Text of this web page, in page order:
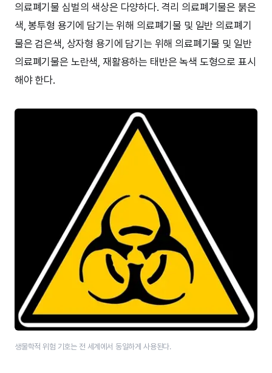
의료폐기물 심벌의 색상은 다양하다. 격리 의료폐기물은 붉은
색, 봉투형 용기에 담기는 위해 의료폐기물 및 일반 의료폐기
물은 검은색, 상자형 용기에 담기는 위해 의료폐기물 및 일반
의료폐기물은 노란색, 재활용하는 태반은 녹색 도형으로 표시
해야 한다.
생물학적 위험 기호는 전 세계에서 동일하게 사용된다.